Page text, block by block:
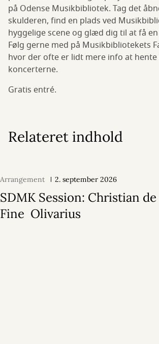
på Odense Musikbibliotek. Tag det
skulderen, find en plads ved
hyggelige scene og glæd dig til at få
Følg gerne med på Musikbibliotekets
hvor der ofte er lidt mere info at hente
koncerterne.
Gratis entré.
Relateret indhold
Arrangement 2. september 2026
SDMK Session: Christian de
Fine Olivarius